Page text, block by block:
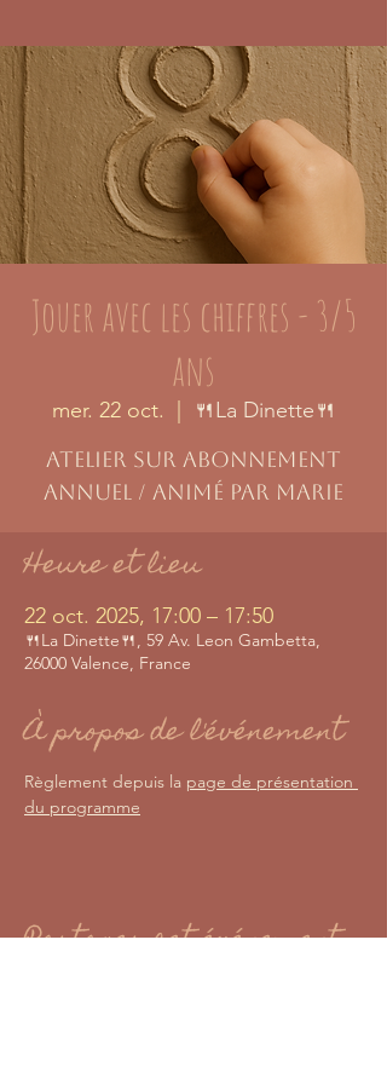
Jouer avec les chiffres - 3/5
ans
mer. 22 oct. 🍴La Dinette🍴
Atelier sur abonnement
annuel / animé par Marie
Heure et lieu
22 oct. 2025, 17:00 – 17:50
🍴La Dinette🍴, 59 Av. Leon Gambetta,
26000 Valence, France
À propos de l'événement
Règlement depuis la page de présentation
du programme
Partager cet événement